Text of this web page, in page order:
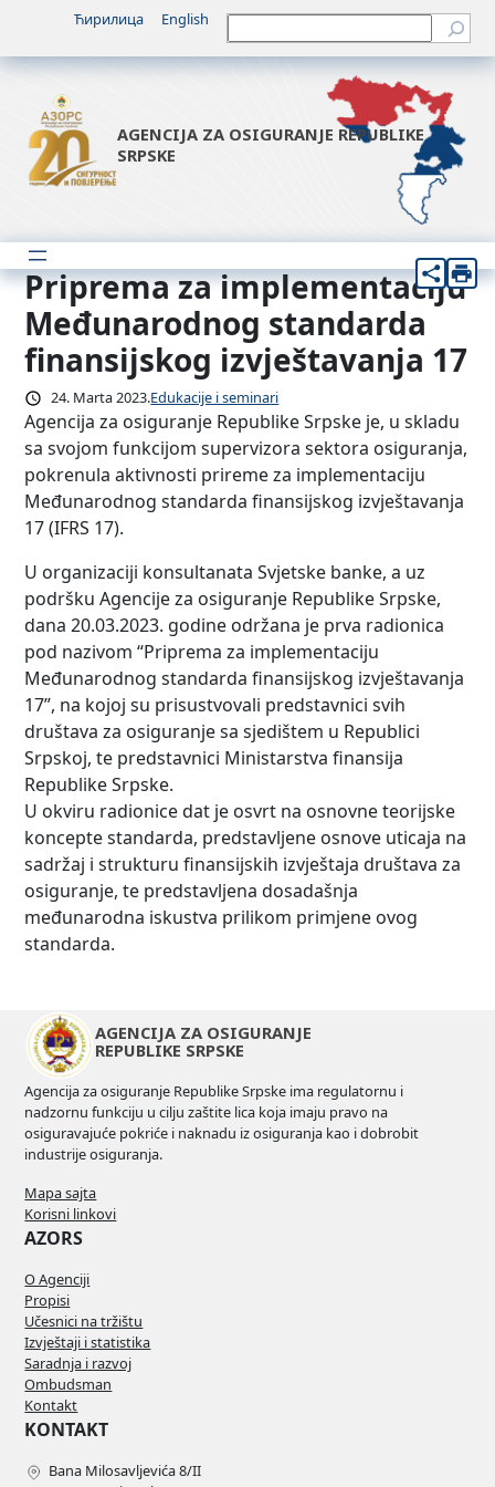
sadržaj
Ћирилица English Претрага
AGENCIJA ZA OSIGURANJE REPUBLIKE
SRPSKE
Priprema za implementaciju
Međunarodnog standarda
finansijskog izvještavanja 17
24. Marta 2023.Edukacije i seminari
Agencija za osiguranje Republike Srpske je, u skladu
sa svojom funkcijom supervizora sektora osiguranja,
pokrenula aktivnosti prireme za implementaciju
Međunarodnog standarda finansijskog izvještavanja
17 (IFRS 17).
U organizaciji konsultanata Svjetske banke, a uz
podršku Agencije za osiguranje Republike Srpske,
dana 20.03.2023. godine održana je prva radionica
pod nazivom “Priprema za implementaciju
Međunarodnog standarda finansijskog izvještavanja
17”, na kojoj su prisustvovali predstavnici svih
društava za osiguranje sa sjedištem u Republici
Srpskoj, te predstavnici Ministarstva finansija
Republike Srpske.
U okviru radionice dat je osvrt na osnovne teorijske
koncepte standarda, predstavljene osnove uticaja na
sadržaj i strukturu finansijskih izvještaja društava za
osiguranje, te predstavljena dosadašnja
međunarodna iskustva prilikom primjene ovog
standarda.
AGENCIJA ZA OSIGURANJE
REPUBLIKE SRPSKE
Agencija za osiguranje Republike Srpske ima regulatornu i
nadzornu funkciju u cilju zaštite lica koja imaju pravo na
osiguravajuće pokriće i naknadu iz osiguranja kao i dobrobit
industrije osiguranja.
Mapa sajta
Korisni linkovi
AZORS
O Agenciji
Propisi
Učesnici na tržištu
Izvještaji i statistika
Saradnja i razvoj
Ombudsman
Kontakt
KONTAKT
Bana Milosavljevića 8/II